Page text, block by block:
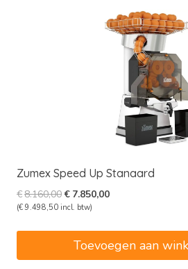
Zumex Speed Up Stanaard
€8.160,00Oorspronkelijke
prijs
€ 7.850,00Huidige
(€ 9.498,50 incl. btw)
Toevoegen aan